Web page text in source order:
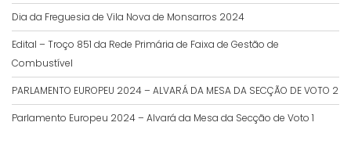
Dia da Freguesia de Vila Nova de Monsarros 2024
Edital – Troço 851 da Rede Primária de Faixa de Gestão de
Combustível
PARLAMENTO EUROPEU 2024 – ALVARÁ DA MESA DA SECÇÃO DE VOTO 2
Parlamento Europeu 2024 – Alvará da Mesa da Secção de Voto 1